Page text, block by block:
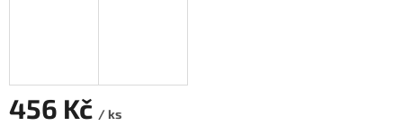
456 Kč / ks